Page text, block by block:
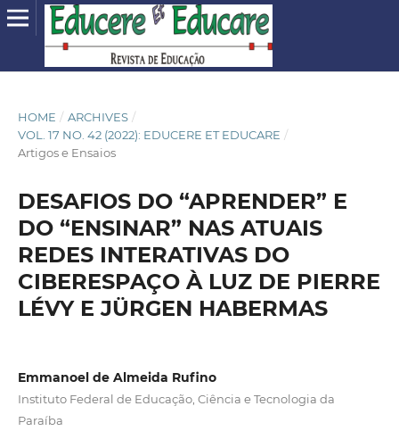
HOME / ARCHIVES /
VOL. 17 NO. 42 (2022): EDUCERE ET EDUCARE /
Artigos e Ensaios
DESAFIOS DO “APRENDER” E
DO “ENSINAR” NAS ATUAIS
REDES INTERATIVAS DO
CIBERESPAÇO À LUZ DE PIERRE
LÉVY E JÜRGEN HABERMAS
Emmanoel de Almeida Rufino
Instituto Federal de Educação, Ciência e Tecnologia da
Paraíba